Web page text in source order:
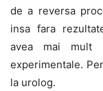
de a reversa
insa fara
avea mai mult
experimentale.
la urolog.